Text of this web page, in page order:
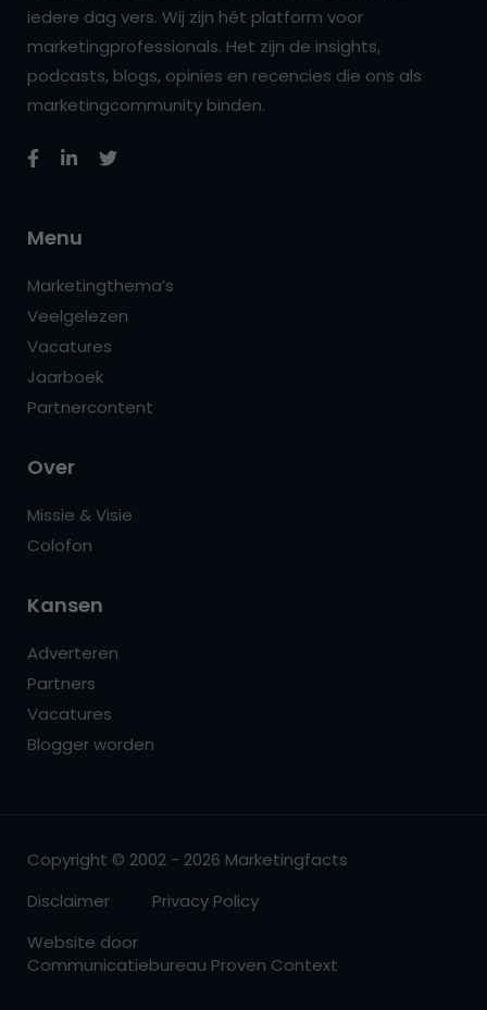
iedere dag vers. Wij zijn hét platform voor
marketingprofessionals. Het zijn de insights,
podcasts, blogs, opinies en recencies die ons als
marketingcommunity binden.
Menu
Marketingthema’s
Veelgelezen
Vacatures
Jaarboek
Partnercontent
Over
Missie & Visie
Colofon
Kansen
Adverteren
Partners
Vacatures
Blogger worden
Copyright © 2002 - 2026 Marketingfacts
Disclaimer
Privacy Policy
Website door
Communicatiebureau Proven Context